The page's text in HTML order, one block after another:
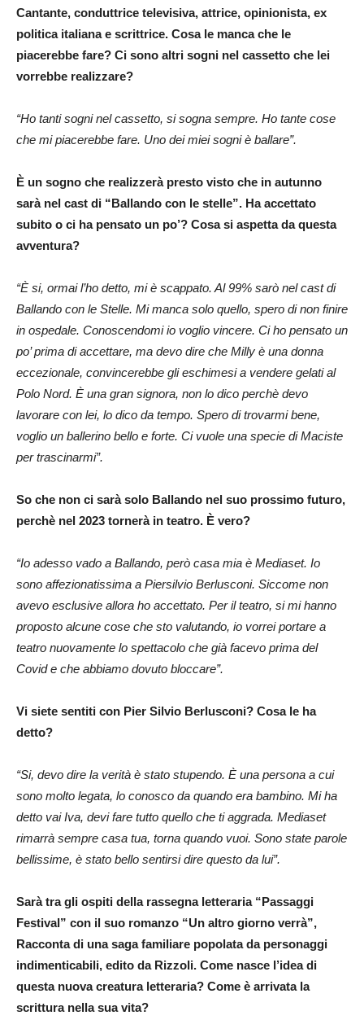
Cantante, conduttrice televisiva, attrice, opinionista, ex
politica italiana e scrittrice. Cosa le manca che le
piacerebbe fare? Ci sono altri sogni nel cassetto che lei
vorrebbe realizzare?
“Ho tanti sogni nel cassetto, si sogna sempre. Ho tante cose
che mi piacerebbe fare. Uno dei miei sogni è ballare”.
È un sogno che realizzerà presto visto che in autunno
sarà nel cast di “Ballando con le stelle”. Ha accettato
subito o ci ha pensato un po’? Cosa si aspetta da questa
avventura?
“È si, ormai l’ho detto, mi è scappato. Al 99% sarò nel cast di
Ballando con le Stelle. Mi manca solo quello, spero di non finire
in ospedale. Conoscendomi io voglio vincere. Ci ho pensato un
po’ prima di accettare, ma devo dire che Milly è una donna
eccezionale, convincerebbe gli eschimesi a vendere gelati al
Polo Nord. È una gran signora, non lo dico perchè devo
lavorare con lei, lo dico da tempo. Spero di trovarmi bene,
voglio un ballerino bello e forte. Ci vuole una specie di Maciste
per trascinarmi”.
So che non ci sarà solo Ballando nel suo prossimo futuro,
perchè nel 2023 tornerà in teatro. È vero?
“Io adesso vado a Ballando, però casa mia è Mediaset. Io
sono affezionatissima a Piersilvio Berlusconi. Siccome non
avevo esclusive allora ho accettato. Per il teatro, si mi hanno
proposto alcune cose che sto valutando, io vorrei portare a
teatro nuovamente lo spettacolo che già facevo prima del
Covid e che abbiamo dovuto bloccare”.
Vi siete sentiti con Pier Silvio Berlusconi? Cosa le ha
detto?
“Si, devo dire la verità è stato stupendo. È una persona a cui
sono molto legata, lo conosco da quando era bambino. Mi ha
detto vai Iva, devi fare tutto quello che ti aggrada. Mediaset
rimarrà sempre casa tua, torna quando vuoi. Sono state parole
bellissime, è stato bello sentirsi dire questo da lui”.
Sarà tra gli ospiti della rassegna letteraria “Passaggi
Festival” con il suo romanzo “Un altro giorno verrà”,
Racconta di una saga familiare popolata da personaggi
indimenticabili, edito da Rizzoli. Come nasce l’idea di
questa nuova creatura letteraria? Come è arrivata la
scrittura nella sua vita?